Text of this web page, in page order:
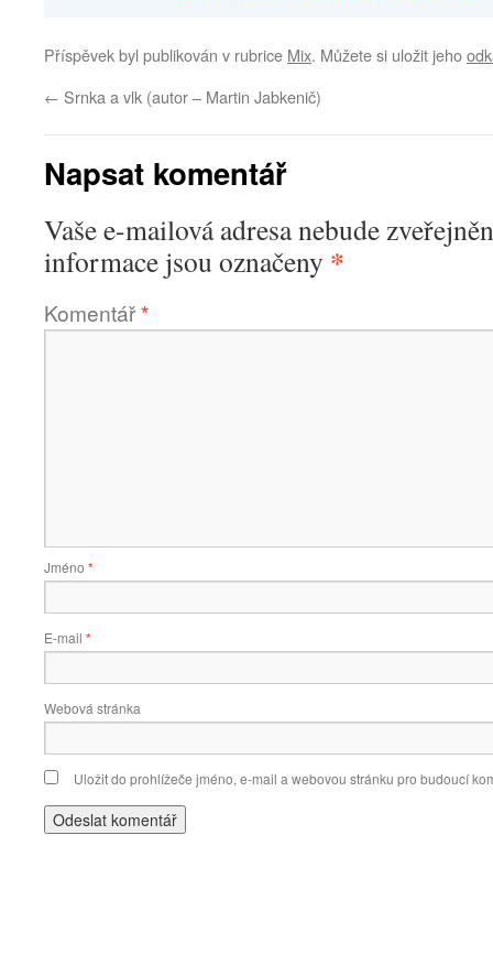
Příspěvek byl publikován v rubrice Mix. Můžete si uložit jeho
← Srnka a vlk (autor – Martin Jabkenič)
Napsat komentář
Vaše e-mailová adresa nebude
informace jsou označeny *
Komentář*
Jméno *
E-mail *
Webová stránka
Uložit do prohlížeče jméno, e-mail a webovou stránku pro budoucí